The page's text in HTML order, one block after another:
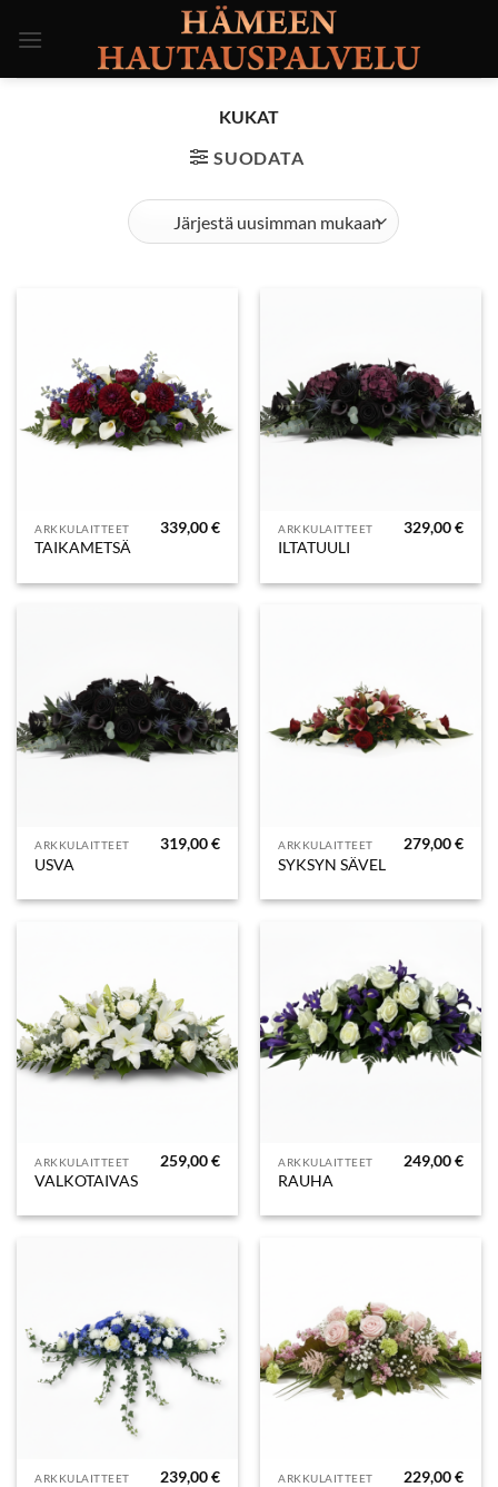
KUKAT
SUODATA
ARKKULAITTEET
TAIKAMETSÄ
339,00€ ARKKULAITTEET
ILTATUULI
329,00€
ARKKULAITTEET
USVA
319,00€ ARKKULAITTEET
SYKSYN SÄVEL
279,00€
ARKKULAITTEET
VALKOTAIVAS
259,00€ ARKKULAITTEET
RAUHA
249,00€
ARKKULAITTEET 239,00€ ARKKULAITTEET 229,00€